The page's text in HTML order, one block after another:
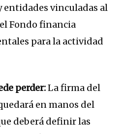
entidades vinculadas al
Fondo financia
para la actividad
perder:La firma del
en manos del
deberá definir las